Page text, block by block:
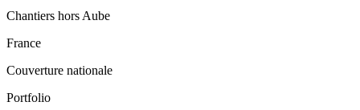
Chantiers hors Aube
France
Couverture nationale
Portfolio